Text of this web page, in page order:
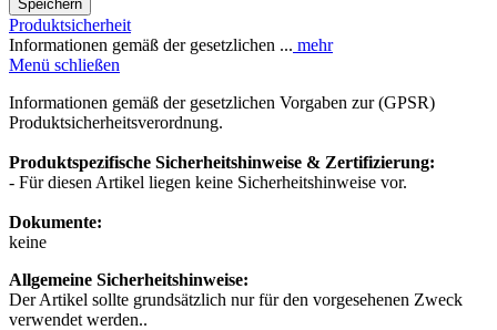
Speichern
Produktsicherheit
Informationen gemäß der gesetzlichen ... mehr
Menü schließen
Informationen gemäß der gesetzlichen Vorgaben zur (GPSR)
Produktsicherheitsverordnung.
Produktspezifische Sicherheitshinweise & Zertifizierung:
- Für diesen Artikel liegen keine Sicherheitshinweise vor.
Dokumente:
keine
Allgemeine Sicherheitshinweise:
Der Artikel sollte grundsätzlich nur für den vorgesehenen Zweck
verwendet werden..